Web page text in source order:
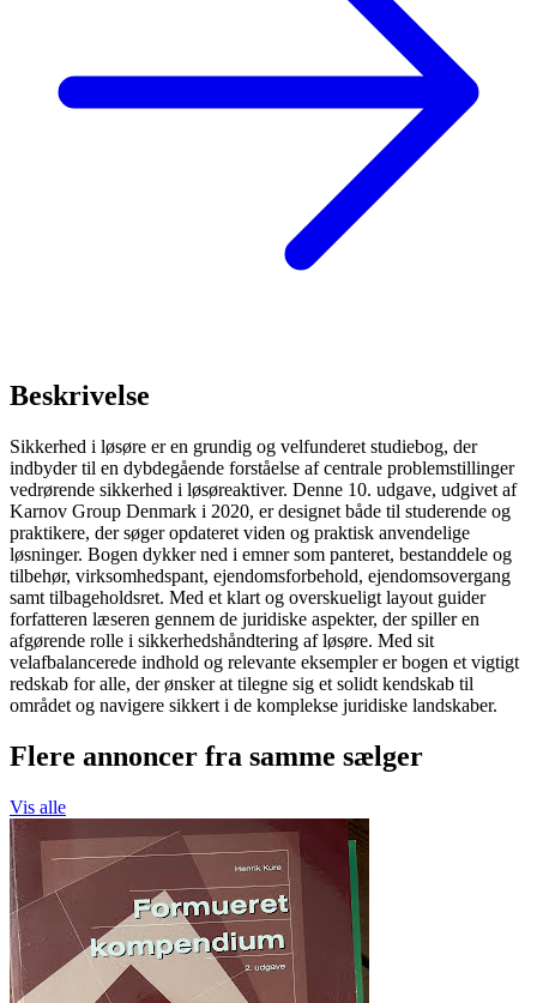
Beskrivelse
Sikkerhed i løsøre er en grundig og velfunderet studiebog, der
indbyder til en dybdegående forståelse af centrale problemstillinger
vedrørende sikkerhed i løsøreaktiver. Denne 10. udgave, udgivet af
Karnov Group Denmark i 2020, er designet både til studerende og
praktikere, der søger opdateret viden og praktisk anvendelige
løsninger. Bogen dykker ned i emner som panteret, bestanddele og
tilbehør, virksomhedspant, ejendomsforbehold, ejendomsovergang
samt tilbageholdsret. Med et klart og overskueligt layout guider
forfatteren læseren gennem de juridiske aspekter, der spiller en
afgørende rolle i sikkerhedshåndtering af løsøre. Med sit
velafbalancerede indhold og relevante eksempler er bogen et vigtigt
redskab for alle, der ønsker at tilegne sig et solidt kendskab til
området og navigere sikkert i de komplekse juridiske landskaber.
Flere annoncer fra samme sælger
Vis alle